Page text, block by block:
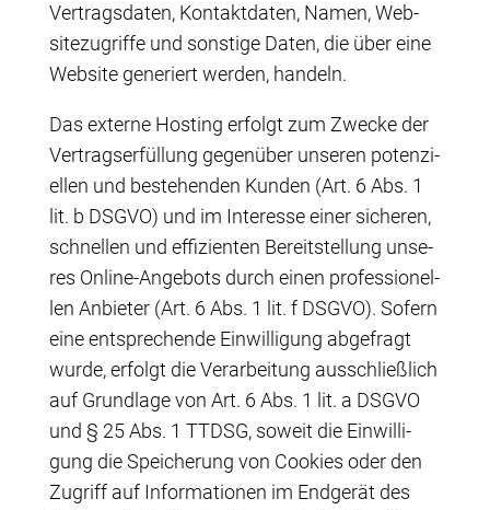
Ver­trags­da­ten, Kon­takt­da­ten, Namen, Web­
site­zu­grif­fe und sons­ti­ge Daten, die über eine
Web­site gene­riert wer­den, handeln.
Das exter­ne Hos­ting erfolgt zum Zwe­cke der
Ver­trags­er­fül­lung gegen­über unse­ren poten­zi­
el­len und bestehen­den Kun­den (Art. 6 Abs. 1
lit. b DSGVO) und im Inter­es­se einer siche­ren,
schnel­len und effi­zi­en­ten Bereit­stel­lung unse­
res Online-Ange­bots durch einen pro­fes­sio­nel­
len Anbie­ter (Art. 6 Abs. 1 lit. f DSGVO). Sofern
eine ent­spre­chen­de Ein­wil­li­gung abge­fragt
wur­de, erfolgt die Ver­ar­bei­tung aus­schließ­lich
auf Grund­la­ge von Art. 6 Abs. 1 lit. a DSGVO
und § 25 Abs. 1 TTDSG, soweit die Ein­wil­li­
gung die Spei­che­rung von Coo­kies oder den
Zugriff auf Infor­ma­tio­nen im End­ge­rät des